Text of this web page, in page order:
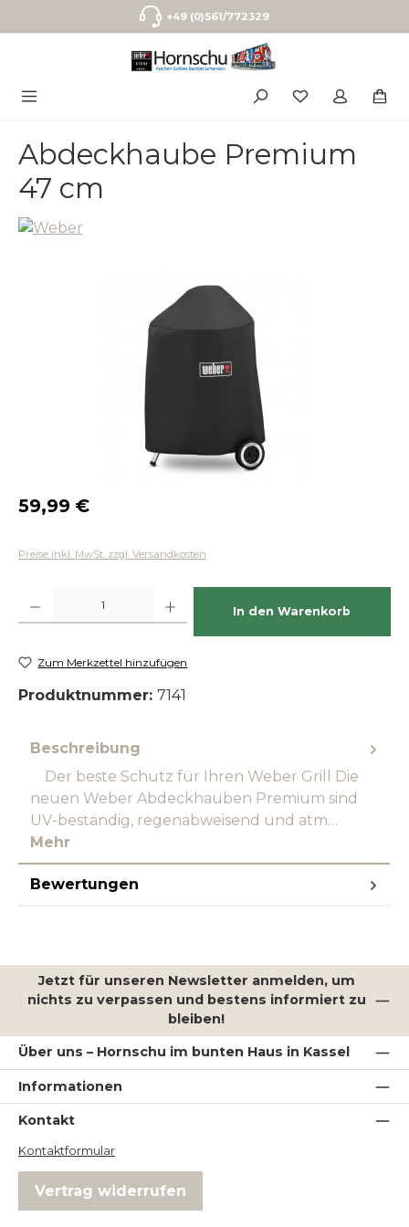
Zum Hauptinhalt springen+49 (0)561/772329
Abdeckhaube Premium
47 cm
Bildergalerie überspringen
Regulärer Preis:
59,99 €
Preise inkl. MwSt. zzgl. Versandkosten
In den Warenkorb
Zum Merkzettel hinzufügen
Produktnummer: 7141
Beschreibung
Der beste Schutz für Ihren Weber Grill Die
neuen Weber Abdeckhauben Premium sind
UV-beständig, regenabweisend und atm…
Mehr
Bewertungen
Jetzt für unseren Newsletter anmelden, um
nichts zu verpassen und bestens informiert zu
bleiben!
Über uns – Hornschu im bunten Haus in Kassel
Informationen
Kontakt
Kontaktformular
Vertrag widerrufen